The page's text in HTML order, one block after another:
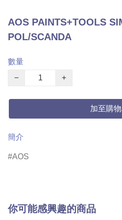
AOS PAINTS+TOOLS
POL/SCANDA
數量
−
+
加至購
簡介
AOS
你可能感興趣的商品